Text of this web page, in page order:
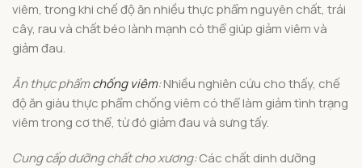
viêm, trong khi chế độ ăn nhiều thực phẩm nguyên chất, trái
cây, rau và chất béo lành mạnh có thể giúp giảm viêm và
giảm đau.
Ăn thực phẩmchống viêm:Nhiều nghiên cứu cho thấy, chế
độ ăn giàu thực phẩm chống viêm có thể làm giảm tình trạng
viêm trong cơ thể, từ đó giảm đau và sưng tấy.
Cung cấp dưỡng chất cho xương:Các chất dinh dưỡng